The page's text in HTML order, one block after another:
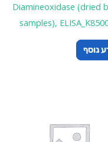
Diamineoxidase (dried
samples),
נוסף